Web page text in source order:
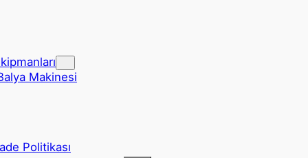
Makinesi
Politikası